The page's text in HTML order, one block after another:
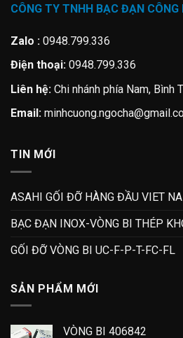
CÔNG TY TNHH BẠC ĐẠN CÔNG
Zalo : 0948.799.336
Điện thoại: 0948.799.336
Liên hệ: Chi nhánh phía Nam, Bình
Email:
TIN MỚI
ASAHI GỐI ĐỠ HÀNG ĐẦU VIET
BẠC ĐẠN INOX-VÒNG BI THÉP
GỐI ĐỠ VÒNG BI UC-F-P-T-FC-FL
SẢN PHẨM MỚI
VÒNG BI 406842